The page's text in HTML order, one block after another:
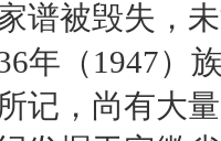
谱被毁失，
年（1947）
记，尚有大